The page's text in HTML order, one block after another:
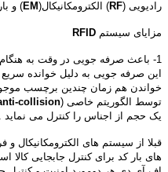
رادیویی (RF) الکترومکانیکال(EM) و
مزایای سیستم RFID
1- باعث صرفه جویی در وقت به
این صرفه جویی به دلیل خوانده
خواندن هم زمان چندین برچسب
توسط الگوریتم خاصی (collision
یک حجم از اجناس را کنترل می نماید .
قبلا از سیستم های الکترومکانیکال
های بار کد برای کنترل جابجایی کالا